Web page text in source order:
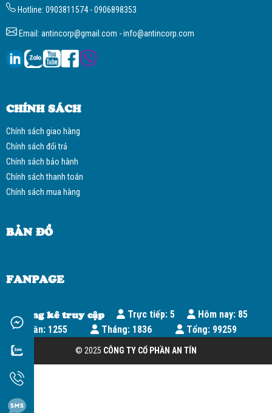
Hotline: 0903811574 - 0906898353
Email: antincorp@gmail.com - info@antincorp.com
CHÍNH SÁCH
Chính sách giao hàng
Chính sách đổi trả
Chính sách bảo hành
Chính sách thanh toán
Chính sách mua hàng
BẢN ĐỒ
FANPAGE
Thống kê truy cập Trực tiếp: 5
Hôm nay: 85
Tuần: 1255
Tháng: 1836 Tổng: 99259
© 2025 CÔNG TY CỔ PHẦN AN TÍN